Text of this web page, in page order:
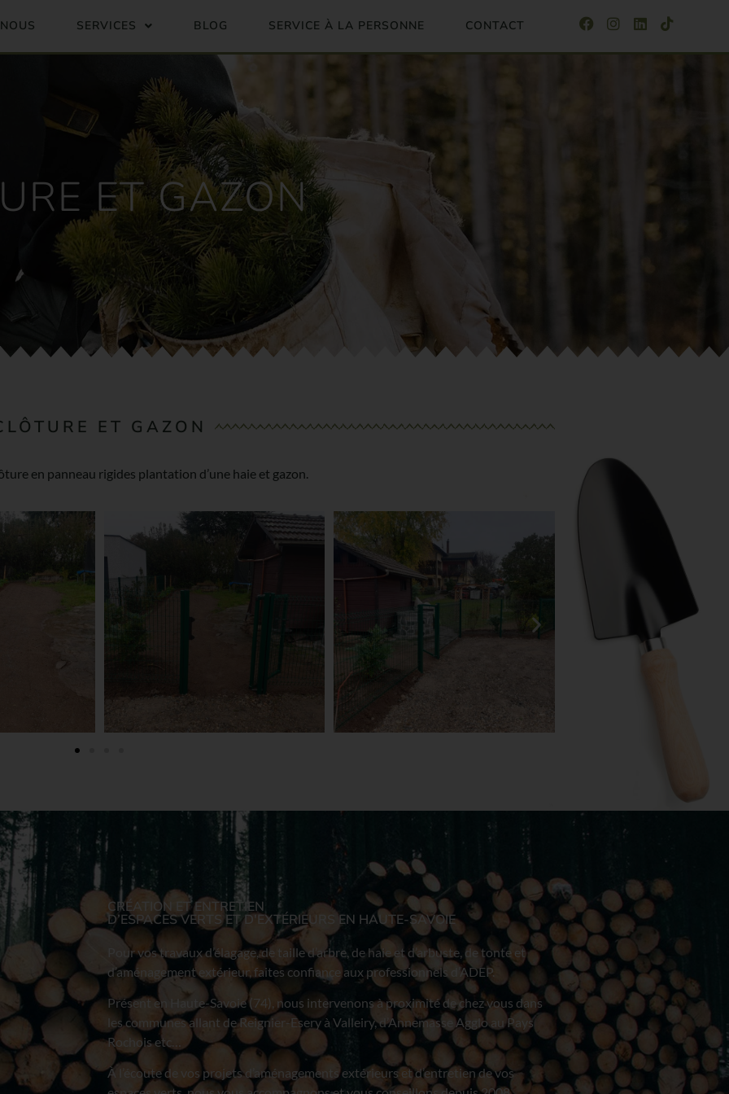
NOUS SERVICES BLOG SERVICE À LA PERSONNE CONTACT
ET GAZON
ET GAZON
en panneau rigides plantation d’une haie et gazon.
CRÉATION ET ENTRETIEN
D’ESPACES VERTS ET D'EXTÉRIEURS EN HAUTE-SAVOIE
Pour vos travaux d’élagage, de taille d’arbre, de haie et d’arbuste, de tonte et
d’aménagement extérieur, faites confiance aux professionnels d’ADEP.
Présent en Haute-Savoie (74), nous intervenons à proximité de chez vous dans
les communes allant de Reignier-Esery à Valleiry, d’Annemasse Agglo au Pays
Rochois etc…
À l’écoute de vos projets d’aménagements extérieurs et d’entretien de vos